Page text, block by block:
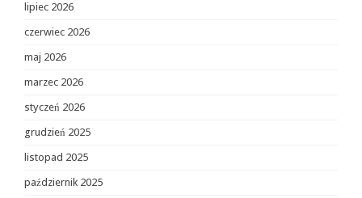
lipiec 2026
czerwiec 2026
maj 2026
marzec 2026
styczeń 2026
grudzień 2025
listopad 2025
październik 2025